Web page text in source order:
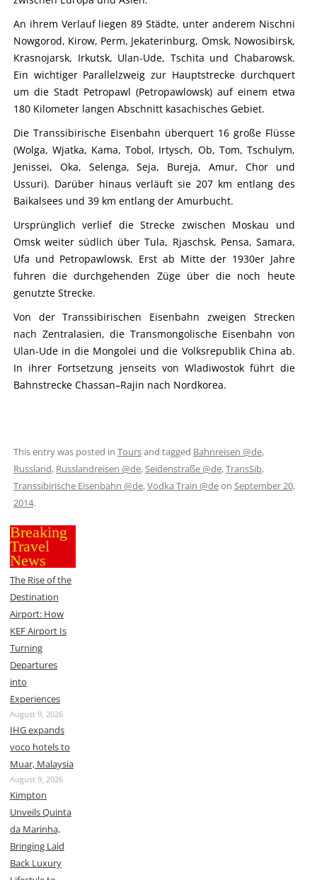
An ihrem Verlauf liegen 89 Städte, unter anderem Nischni
Nowgorod, Kirow, Perm, Jekaterinburg, Omsk, Nowosibirsk,
Krasnojarsk, Irkutsk, Ulan-Ude, Tschita und Chabarowsk.
Ein wichtiger Parallelzweig zur Hauptstrecke durchquert
um die Stadt Petropawl (Petropawlowsk) auf einem etwa
180 Kilometer langen Abschnitt kasachisches Gebiet.
Die Transsibirische Eisenbahn überquert 16 große Flüsse
(Wolga, Wjatka, Kama, Tobol, Irtysch, Ob, Tom, Tschulym,
Jenissei, Oka, Selenga, Seja, Bureja, Amur, Chor und
Ussuri). Darüber hinaus verläuft sie 207 km entlang des
Baikalsees und 39 km entlang der Amurbucht.
Ursprünglich verlief die Strecke zwischen Moskau und
Omsk weiter südlich über Tula, Rjaschsk, Pensa, Samara,
Ufa und Petropawlowsk. Erst ab Mitte der 1930er Jahre
fuhren die durchgehenden Züge über die noch heute
genutzte Strecke.
Von der Transsibirischen Eisenbahn zweigen Strecken
nach Zentralasien, die Transmongolische Eisenbahn von
Ulan-Ude in die Mongolei und die Volksrepublik China ab.
In ihrer Fortsetzung jenseits von Wladiwostok führt die
Bahnstrecke Chassan–Rajin nach Nordkorea.
This entry was posted in Toursand tagged Bahnreisen @de,
Russland, Russlandreisen @de,Seidenstraße @de,TransSib,
Transsibirische Eisenbahn @de,Vodka Train @deon September 20,
2014.
Breaking
Travel
News
The Rise of the
Destination
Airport: How
KEF Airport Is
Turning
Departures
into
Experiences
August 9, 2026
IHG expands
voco hotels to
Muar, Malaysia
August 9, 2026
Kimpton
Unveils Quinta
da Marinha,
Bringing Laid
Back Luxury